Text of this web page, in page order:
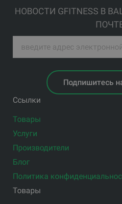
НОВОСТИ GFITNESS В
Подпишитесь
Ссылки
Товары
Услуги
Производители
Блог
Политика
Товары